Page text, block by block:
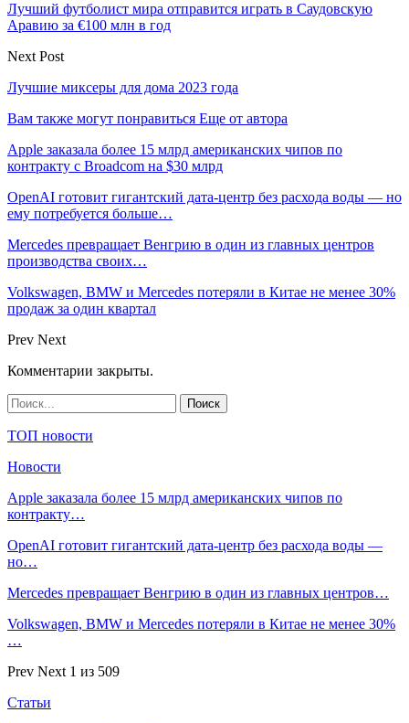
Лучший футболист мира отправится играть в Саудовскую
Аравию за €100 млн в год
Next Post
Лучшие миксеры для дома 2023 года
Вам также могут понравиться Еще от автора
Apple заказала более 15 млрд американских чипов по
контракту с Broadcom на $30 млрд
OpenAI готовит гигантский дата-центр без расхода воды — но
ему потребуется больше…
Mercedes превращает Венгрию в один из главных центров
производства своих…
Volkswagen, BMW и Mercedes потеряли в Китае не менее 30%
продаж за один квартал
Prev Next
Комментарии закрыты.
ТОП новости
Новости
Apple заказала более 15 млрд американских чипов по
контракту…
OpenAI готовит гигантский дата-центр без расхода воды —
но…
Mercedes превращает Венгрию в один из главных центров…
Volkswagen, BMW и Mercedes потеряли в Китае не менее 30%
…
Prev Next 1 из 509
Статьи